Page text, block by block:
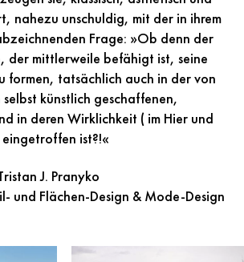
nahezu unschuldig, mit der in ihrem
Frage: »Ob denn der
der mittlerweile befähigt ist, seine
formen, tatsächlich auch in der von
selbst künstlich geschaffenen,
in deren Wirklichkeit ( im Hier und
ist?!«
J. Pranyko
und Flächen-Design & Mode-Design